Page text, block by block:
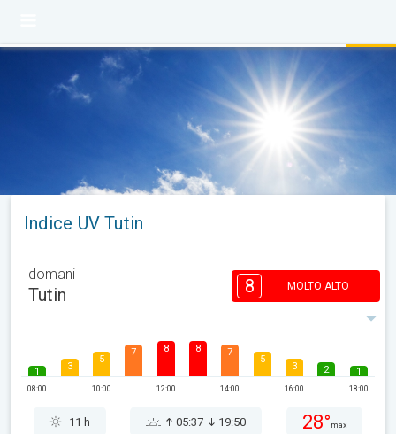
Indice UV Tutin
domani
Tutin 8 MOLTO ALTO
1
08:00
3
5
10:00
7 8
12:00
8 7
14:00
5
3
16:00
2 1
18:00
11 h 05:37 19:50 28° max